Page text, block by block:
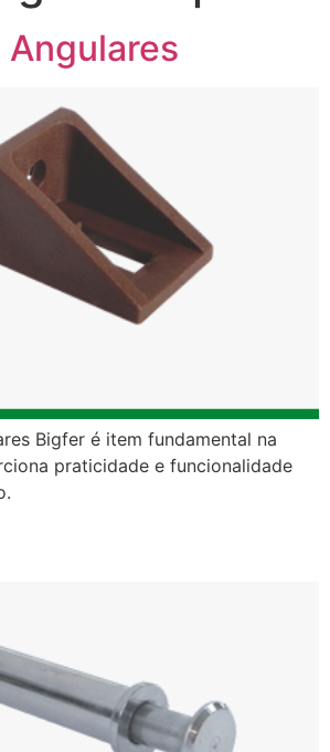
Bigfer é item fundamental na
praticidade e funcionalidade